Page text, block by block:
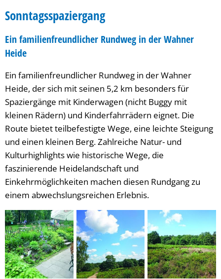
Sonntagsspaziergang
Ein familienfreundlicher Rundweg in der Wahner
Heide
Ein familienfreundlicher Rundweg in der Wahner
Heide, der sich mit seinen 5,2 km besonders für
Spaziergänge mit Kinderwagen (nicht Buggy mit
kleinen Rädern) und Kinderfahrrädern eignet. Die
Route bietet teilbefestigte Wege, eine leichte Steigung
und einen kleinen Berg. Zahlreiche Natur- und
Kulturhighlights wie historische Wege, die
faszinierende Heidelandschaft und
Einkehrmöglichkeiten machen diesen Rundgang zu
einem abwechslungsreichen Erlebnis.